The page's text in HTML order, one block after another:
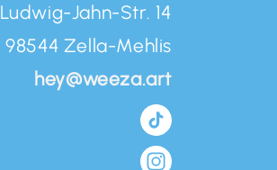
Ludwig-Jahn-Str. 14
98544 Zella-Mehlis
hey@weeza.art